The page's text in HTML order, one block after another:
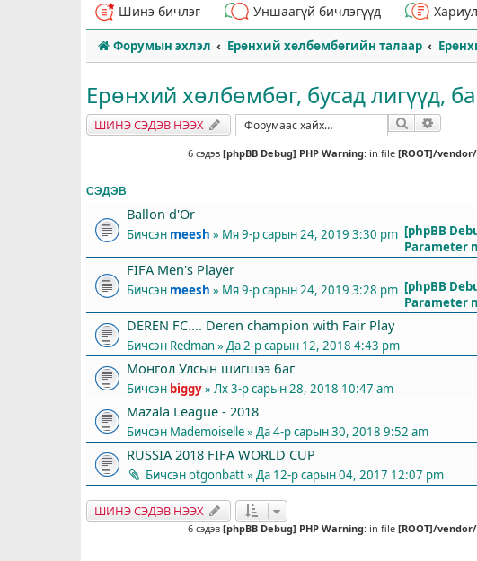
Шинэ бичлэг Уншаагүй бичлэгүүд
Форумын эхлэл Ерөнхий хөлбөмбөгийн талаар
Ерөнхий хөлбөмбөг, бусад лигүүд,
ШИНЭ СЭДЭВ НЭЭХ Хайлт
6 сэдэв [phpBB Debug] PHP Warning: in file [ROOT]/
СЭДЭВ
Ballon d'Or
Бичсэн meesh » Мя 9-р сарын 24, 2019 3:30 pm [phpBB
Parameter
FIFA Men's Player
Бичсэн meesh » Мя 9-р сарын 24, 2019 3:28 pm [phpBB
Parameter
DEREN FC.... Deren champion with Fair Play
Бичсэн Redman » Да 2-р сарын 12, 2018 4:43 pm
Монгол Улсын шигшээ баг
Бичсэн biggy» Лх 3-р сарын 28, 2018 10:47 am
Mazala League - 2018
Бичсэн Mademoiselle» Да 4-р сарын 30, 2018 9:52 am
RUSSIA 2018 FIFA WORLD CUP
Бичсэнotgonbatt» Да 12-р сарын 04, 2017 12:07 pm
ШИНЭ СЭДЭВ НЭЭХ
6 сэдэв [phpBB Debug] PHP Warning: in file [ROOT]/